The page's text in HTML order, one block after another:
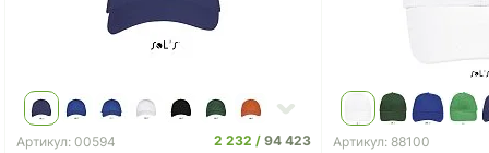
Артикул: 00594 2 232
94 423
Артикул: 88100